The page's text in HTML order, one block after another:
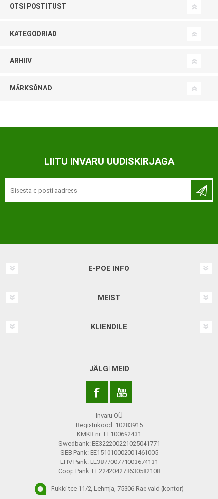
OTSI POSTITUST
KATEGOORIAD
ARHIIV
MÄRKSÕNAD
LIITU INVARU UUDISKIRJAGA
E-POE INFO
MEIST
KLIENDILE
JÄLGI MEID
Invaru OÜ
Registrikood: 10283915
KMKR nr: EE100692431
Swedbank: EE322200221025041771
SEB Pank: EE151010002001461005
LHV Pank: EE387700771003674131
Coop Pank: EE224204278630582108
Rukki tee 11/2, Lehmja, 75306 Rae vald (kontor)